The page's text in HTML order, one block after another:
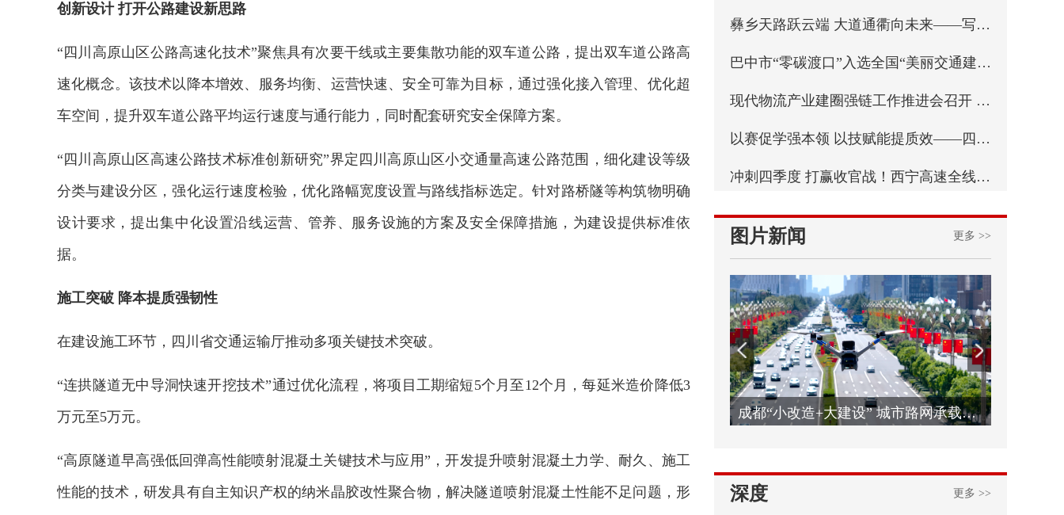
创新设计 打开公路建设新思路
“四川高原山区公路高速化技术”聚焦具有次要干线或主要集散功能的双车道公路，提出双车道公路高
速化概念。该技术以降本增效、服务均衡、运营快速、安全可靠为目标，通过强化接入管理、优化超
车空间，提升双车道公路平均运行速度与通行能力，同时配套研究安全保障方案。
“四川高原山区高速公路技术标准创新研究”界定四川高原山区小交通量高速公路范围，细化建设等级
分类与建设分区，强化运行速度检验，优化路幅宽度设置与路线指标选定。针对路桥隧等构筑物明确
设计要求，提出集中化设置沿线运营、管养、服务设施的方案及安全保障措施，为建设提供标准依
据。
施工突破 降本提质强韧性
在建设施工环节，四川省交通运输厅推动多项关键技术突破。
“连拱隧道无中导洞快速开挖技术”通过优化流程，将项目工期缩短5个月至12个月，每延米造价降低3
万元至5万元。
“高原隧道早高强低回弹高性能喷射混凝土关键技术与应用”，开发提升喷射混凝土力学、耐久、施工
性能的技术，研发具有自主知识产权的纳米晶胶改性聚合物，解决隧道喷射混凝土性能不足问题，形
彝乡天路跃云端 大道通衢向未来——写在乐西高速马边至昭觉段通车之际
巴中市“零碳渡口”入选全国“美丽交通建设实践案例”
现代物流产业建圈强链工作推进会召开 实施“八个一”专项行动 四川纵深推进现代物流产业建圈强链
以赛促学强本领 以技赋能提质效——四川省交通运输行业统计强基行动首届职工职业技能比赛成功举办
冲刺四季度 打赢收官战！西宁高速全线最长连续刚构桥西洛河大桥左幅顺利合龙
图片新闻 更多 >>
江大桥顺利完成全桥荷载试验 主体工程完工！久马高速年底再通87公里
深度 更多 >>